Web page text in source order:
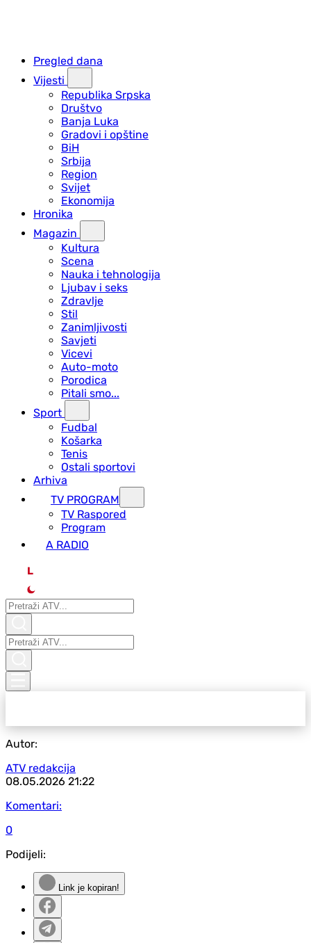
Pregled dana
Vijesti
Republika Srpska
Društvo
Banja Luka
Gradovi i opštine
BiH
Srbija
Region
Svijet
Ekonomija
Hronika
Magazin
Kultura
Scena
Nauka i tehnologija
Ljubav i seks
Zdravlje
Stil
Zanimljivosti
Savjeti
Vicevi
Auto-moto
Porodica
Pitali smo...
Sport
Fudbal
Košarka
Tenis
Ostali sportovi
Arhiva
TV PROGRAM
ТV Raspored
Program
A RADIO
L
Autor:
ATV redakcija
08.05.2026 21:22
Komentari:
0
Podijeli:
Link je kopiran!